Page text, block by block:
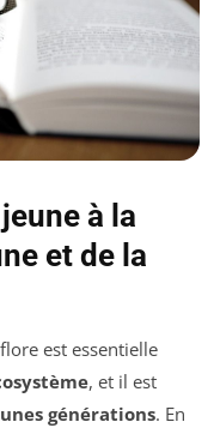
à la
et de la
est essentielle
, et il est
générations. En